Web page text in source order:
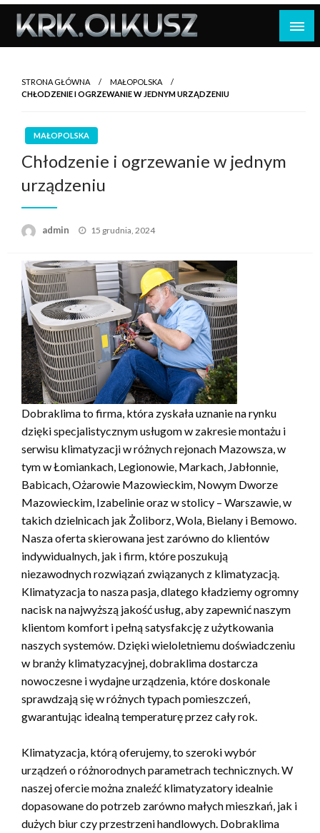
Skip
content
STRONA GŁÓWNA
MAŁOPOLSKA
CHŁODZENIE I OGRZEWANIE W JEDNYM URZĄDZENIU
MAŁOPOLSKA
Chłodzenie i ogrzewanie w jednym
urządzeniu
admin
Opublikowane
15 grudnia, 2024
Dobraklima to firma, która zyskała uznanie na rynku
dzięki specjalistycznym usługom w zakresie montażu i
serwisu klimatyzacji w różnych rejonach Mazowsza, w
tym w Łomiankach, Legionowie, Markach, Jabłonnie,
Babicach, Ożarowie Mazowieckim, Nowym Dworze
Mazowieckim, Izabelinie oraz w stolicy – Warszawie, w
takich dzielnicach jak Żoliborz, Wola, Bielany i Bemowo.
Nasza oferta skierowana jest zarówno do klientów
indywidualnych, jak i firm, które poszukują
niezawodnych rozwiązań związanych z klimatyzacją.
Klimatyzacja to nasza pasja, dlatego kładziemy ogromny
nacisk na najwyższą jakość usług, aby zapewnić naszym
klientom komfort i pełną satysfakcję z użytkowania
naszych systemów. Dzięki wieloletniemu doświadczeniu
w branży klimatyzacyjnej, dobraklima dostarcza
nowoczesne i wydajne urządzenia, które doskonale
sprawdzają się w różnych typach pomieszczeń,
gwarantując idealną temperaturę przez cały rok.
Klimatyzacja, którą oferujemy, to szeroki wybór
urządzeń o różnorodnych parametrach technicznych. W
naszej ofercie można znaleźć klimatyzatory idealnie
dopasowane do potrzeb zarówno małych mieszkań, jak i
dużych biur czy przestrzeni handlowych. Dobraklima